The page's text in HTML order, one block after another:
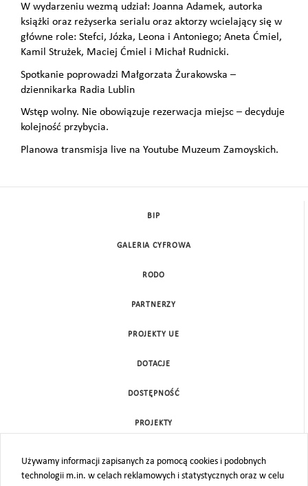
W wydarzeniu wezmą udział: Joanna Adamek, autorka
książki oraz reżyserka serialu oraz aktorzy wcielający się w
główne role: Stefci, Józka, Leona i Antoniego; Aneta Ćmiel,
Kamil Strużek, Maciej Ćmiel i Michał Rudnicki.
Spotkanie poprowadzi Małgorzata Żurakowska –
dziennikarka Radia Lublin
Wstęp wolny. Nie obowiązuje rezerwacja miejsc – decyduje
kolejność przybycia.
Planowa transmisja live na Youtube Muzeum Zamoyskich.
Używamy informacji zapisanych za pomocą cookies i podobnych
technologii m.in. w celach reklamowych i statystycznych oraz w celu
BIP
GALERIA CYFROWA
RODO
PARTNERZY
PROJEKTY UE
DOTACJE
DOSTĘPNOŚĆ
PROJEKTY
MAPA STRONY